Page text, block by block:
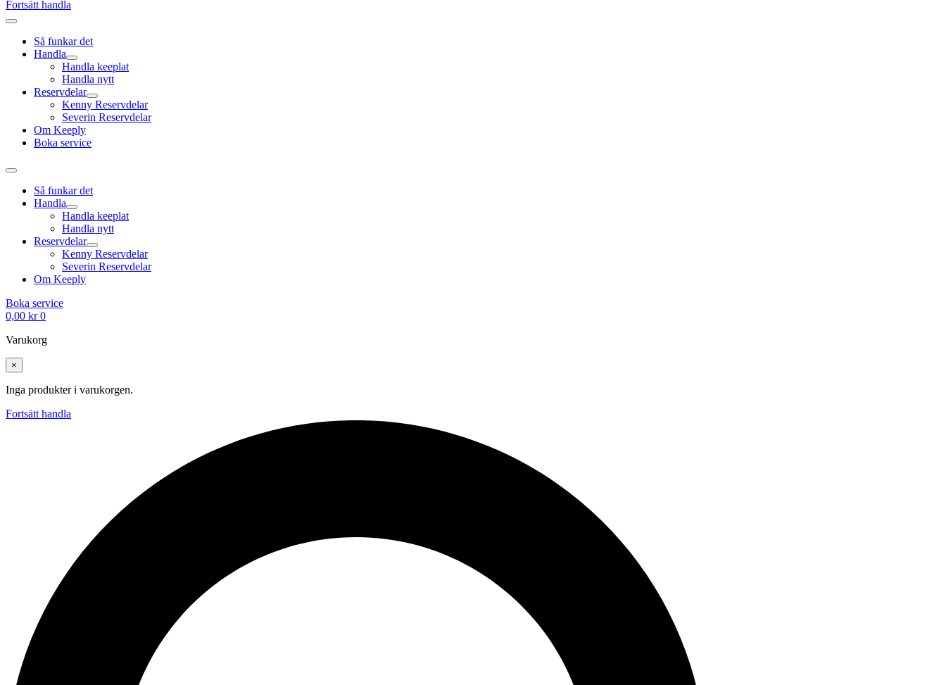
Fortsätt handla
Så funkar det
Handla
Handla keeplat
Handla nytt
Reservdelar
Kenny Reservdelar
Severin Reservdelar
Om Keeply
Boka service
Så funkar det
Handla
Handla keeplat
Handla nytt
Reservdelar
Kenny Reservdelar
Severin Reservdelar
Om Keeply
Boka service
0,00 kr 0
Varukorg
×
Inga produkter i varukorgen.
Fortsätt handla